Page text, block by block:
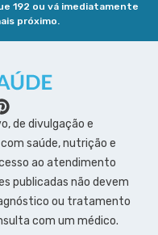
192 ou vá imediatamente
próximo.
de divulgação e
saúde, nutrição e
ao atendimento
publicadas não devem
ou tratamento
com um médico.